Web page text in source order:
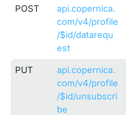
POST
api.copernica.
com/v4/profile
/$id/datarequ
est
PUT
api.copernica.
com/v4/profile
/$id/unsubscri
be